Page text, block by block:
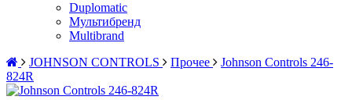
Duplomatic
Мультибренд
Multibrand
JOHNSON CONTROLS
Прочее
Johnson Controls 246-
824R